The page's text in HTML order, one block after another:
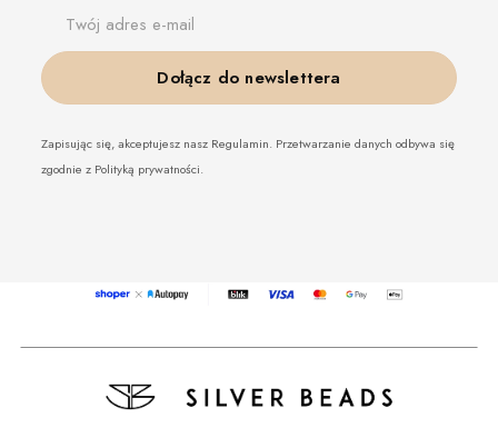
Twój adres e-mail
Dołącz do newslettera
Zapisując się, akceptujesz nasz Regulamin. Przetwarzanie danych odbywa się
zgodnie z Polityką prywatności.